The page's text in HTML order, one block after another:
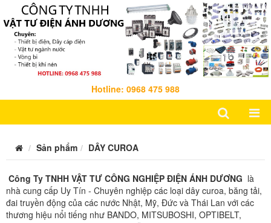
Hotline: 0968 475 988
Sản phẩm DÂY CUROA
Công Ty TNHH VẬT TƯ CÔNG NGHIỆP ĐIỆN ÁNH DƯƠNG là
nhà cung cấp Uy Tín - Chuyên nghiệp các loại dây curoa, băng tải,
đai truyền động của các nước Nhật, Mỹ, Đức và Thái Lan với các
thương hiệu nổi tiếng như BANDO, MITSUBOSHI, OPTIBELT,